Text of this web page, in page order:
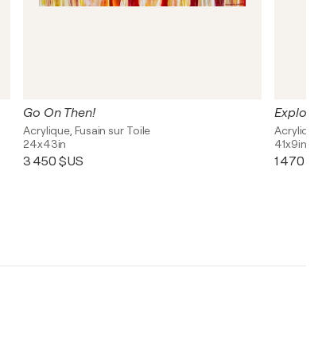
Go On Then!
Acrylique, Fusain sur Toile
24x43in
3 450 $US
41x9in
1 470